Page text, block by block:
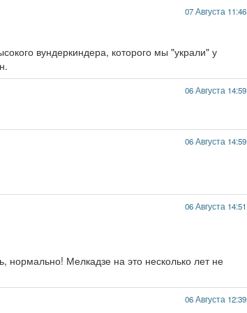
07 Августа 11:46
вундеркиндера, которого мы "украли" у
06 Августа 14:59
06 Августа 14:59
06 Августа 14:51
нормально! Мелкадзе на это несколько лет не
06 Августа 12:39